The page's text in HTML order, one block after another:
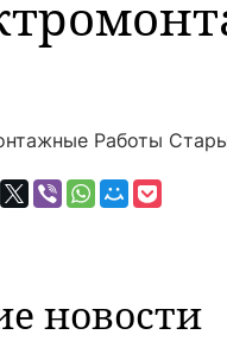
Работы
новости